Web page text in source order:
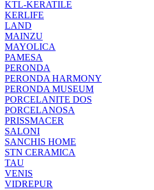
KTL-KERATILE
KERLIFE
LAND
MAINZU
MAYOLICA
PAMESA
PERONDA
PERONDA HARMONY
PERONDA MUSEUM
PORCELANITE DOS
PORCELANOSA
PRISSMACER
SALONI
SANCHIS HOME
STN CERAMICA
TAU
VENIS
VIDREPUR